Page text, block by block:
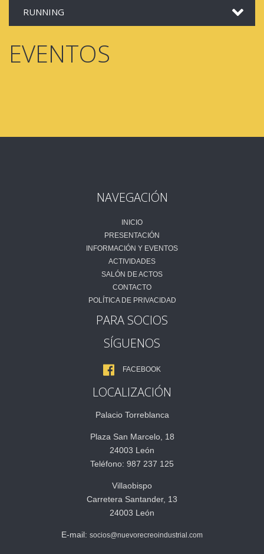
RUNNING
EVENTOS
NAVEGACIÓN
INICIO
PRESENTACIÓN
INFORMACIÓN Y EVENTOS
ACTIVIDADES
SALÓN DE ACTOS
CONTACTO
POLÍTICA DE PRIVACIDAD
PARA SOCIOS
SÍGUENOS
FACEBOOK
LOCALIZACIÓN
Palacio Torreblanca
Plaza San Marcelo, 18
24003 León
Teléfono: 987 237 125
Villaobispo
Carretera Santander, 13
24003 León
E-mail: socios@nuevorecreoindustrial.com